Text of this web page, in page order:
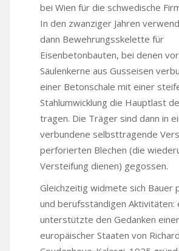
bei Wien für die schwedische
In den zwanziger Jahren
dann Bewehrungsskelette für
Eisenbetonbauten, bei denen
Säulenkerne aus Gusseisen
einer Betonschale mit einer
Stahlumwicklung die Hauptlast
tragen. Die Träger sind dann in
verbundene selbsttragende
perforierten Blechen (die
Versteifung dienen) gegossen.
Gleichzeitig widmete sich Bauer
und berufsständigen Aktivitäten:
unterstützte den Gedanken
europäischer Staaten von Richard